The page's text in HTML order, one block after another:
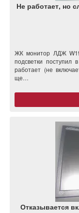
Не работает, но
ЖК монитор ЛДЖ
подсветки поступил
работает (не
ще…
Отказывается